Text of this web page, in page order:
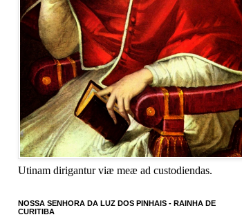
Utinam dirigantur viæ meæ ad custodiendas.
NOSSA SENHORA DA LUZ DOS PINHAIS - RAINHA DE
CURITIBA